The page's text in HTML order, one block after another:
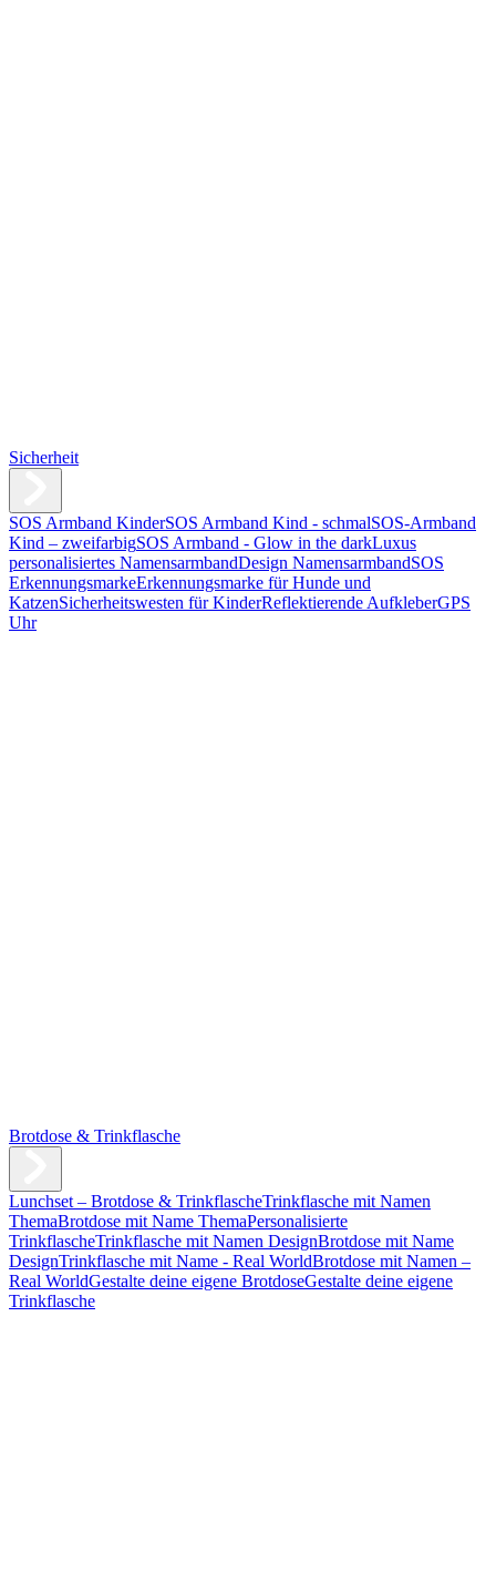
Sicherheit
SOS Armband KinderSOS Armband Kind - schmalSOS-Armband
Kind – zweifarbigSOS Armband - Glow in the darkLuxus
personalisiertes NamensarmbandDesign NamensarmbandSOS
ErkennungsmarkeErkennungsmarke für Hunde und
KatzenSicherheitswesten für KinderReflektierende AufkleberGPS
Uhr
Brotdose & Trinkflasche
Lunchset – Brotdose & TrinkflascheTrinkflasche mit Namen
ThemaBrotdose mit Name ThemaPersonalisierte
TrinkflascheTrinkflasche mit Namen DesignBrotdose mit Name
DesignTrinkflasche mit Name - Real WorldBrotdose mit Namen –
Real WorldGestalte deine eigene BrotdoseGestalte deine eigene
Trinkflasche